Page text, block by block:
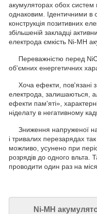
акумуляторах обох систем
однаковим. Ідентичними в
конструкція позитивних
збільшеній закладці
електрода ємкість Ni-MH
Переважністю перед
об'ємних енергетичних
Хоча ефекти, пов'язані з
електрода, залишаються,
ефекти пам'яті»,
ніделату в негативному
Зниження напруженої
і тривалих перезарядах
можливо, усунено при
розрядів до одного вльта.
проводити один раз на
Ni-MH